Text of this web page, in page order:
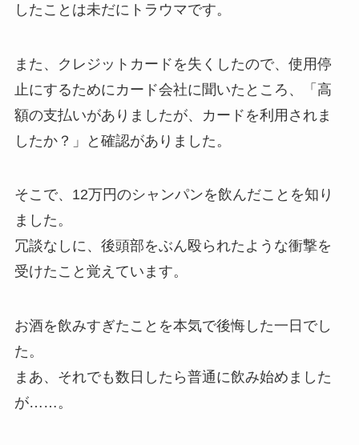
したことは未だにトラウマです。
また、クレジットカードを失くしたので、使用停
止にするためにカード会社に聞いたところ、
「高
額の支払いがありましたが、カードを利用されま
したか？」
と確認がありました。
そこで、12万円のシャンパンを飲んだことを知り
ました。
冗談なしに、後頭部をぶん殴られたような衝撃を
受けたこと覚えています。
お酒を飲みすぎたことを本気で後悔した一日でし
た。
まあ、それでも数日したら普通に飲み始めました
が……。